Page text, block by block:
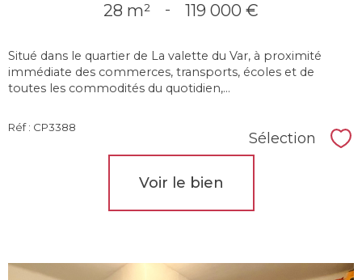
28 m² - 119 000 €
Situé dans le quartier de La valette du Var, à proximité
immédiate des commerces, transports, écoles et de
toutes les commodités du quotidien,...
Réf : CP3388
Sélection
Voir le bien